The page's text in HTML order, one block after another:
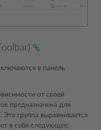
в панель
от своей
предназначена для
группа выравнивается
в себя следующее: